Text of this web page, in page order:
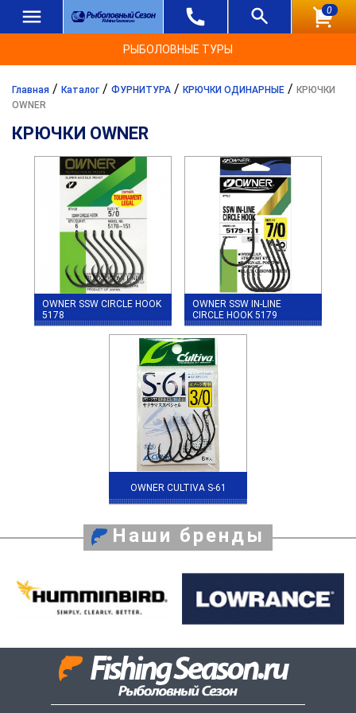
0
РЫБОЛОВНЫЕ ТУРЫ
Главная / Каталог / ФУРНИТУРА / КРЮЧКИ ОДИНАРНЫЕ / КРЮЧКИ
OWNER
КРЮЧКИ OWNER
OWNER SSW CIRCLE HOOK
5178
OWNER SSW IN-LINE
CIRCLE HOOK 5179
OWNER CULTIVA S-61
Наши бренды